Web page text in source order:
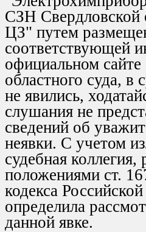
СЗН Свердловской
ЦЗ" путем
соответствующей
официальном
областного суда, в
не явились,
слушания не
сведений об
неявки. С учетом
судебная коллегия,
положениями ст.
кодекса
определила
данной явке.